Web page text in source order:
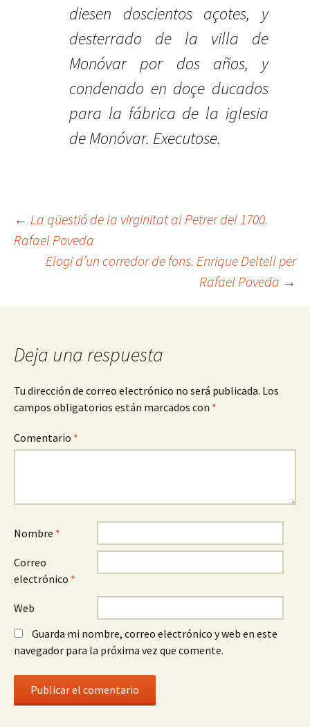
diesen doscientos açotes, y
desterrado de la villa de
Monóvar por dos años, y
condenado en doçe ducados
para la fábrica de la iglesia
de Monóvar. Executose.
Navegación
entradas
← La qüestió de la virginitat al Petrer del 1700.
Rafael Poveda
Elogi d’un corredor de fons. Enrique Deltell per
Rafael Poveda →
Deja una respuesta
Tu dirección de correo electrónico no será publicada. Los
campos obligatorios están marcados con *
Comentario *
Nombre *
Correo
electrónico *
Web
Guarda mi nombre, correo electrónico y web en este
navegador para la próxima vez que comente.